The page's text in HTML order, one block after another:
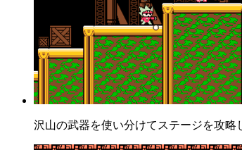
沢山の武器を使い分けてステージを攻略